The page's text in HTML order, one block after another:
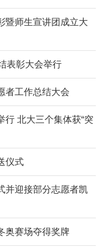
暨师生宣讲团成立大
表彰大会举行
者工作总结大会
行 北大三个集体获“突
仪式
并迎接部分志愿者凯
奥赛场夺得奖牌